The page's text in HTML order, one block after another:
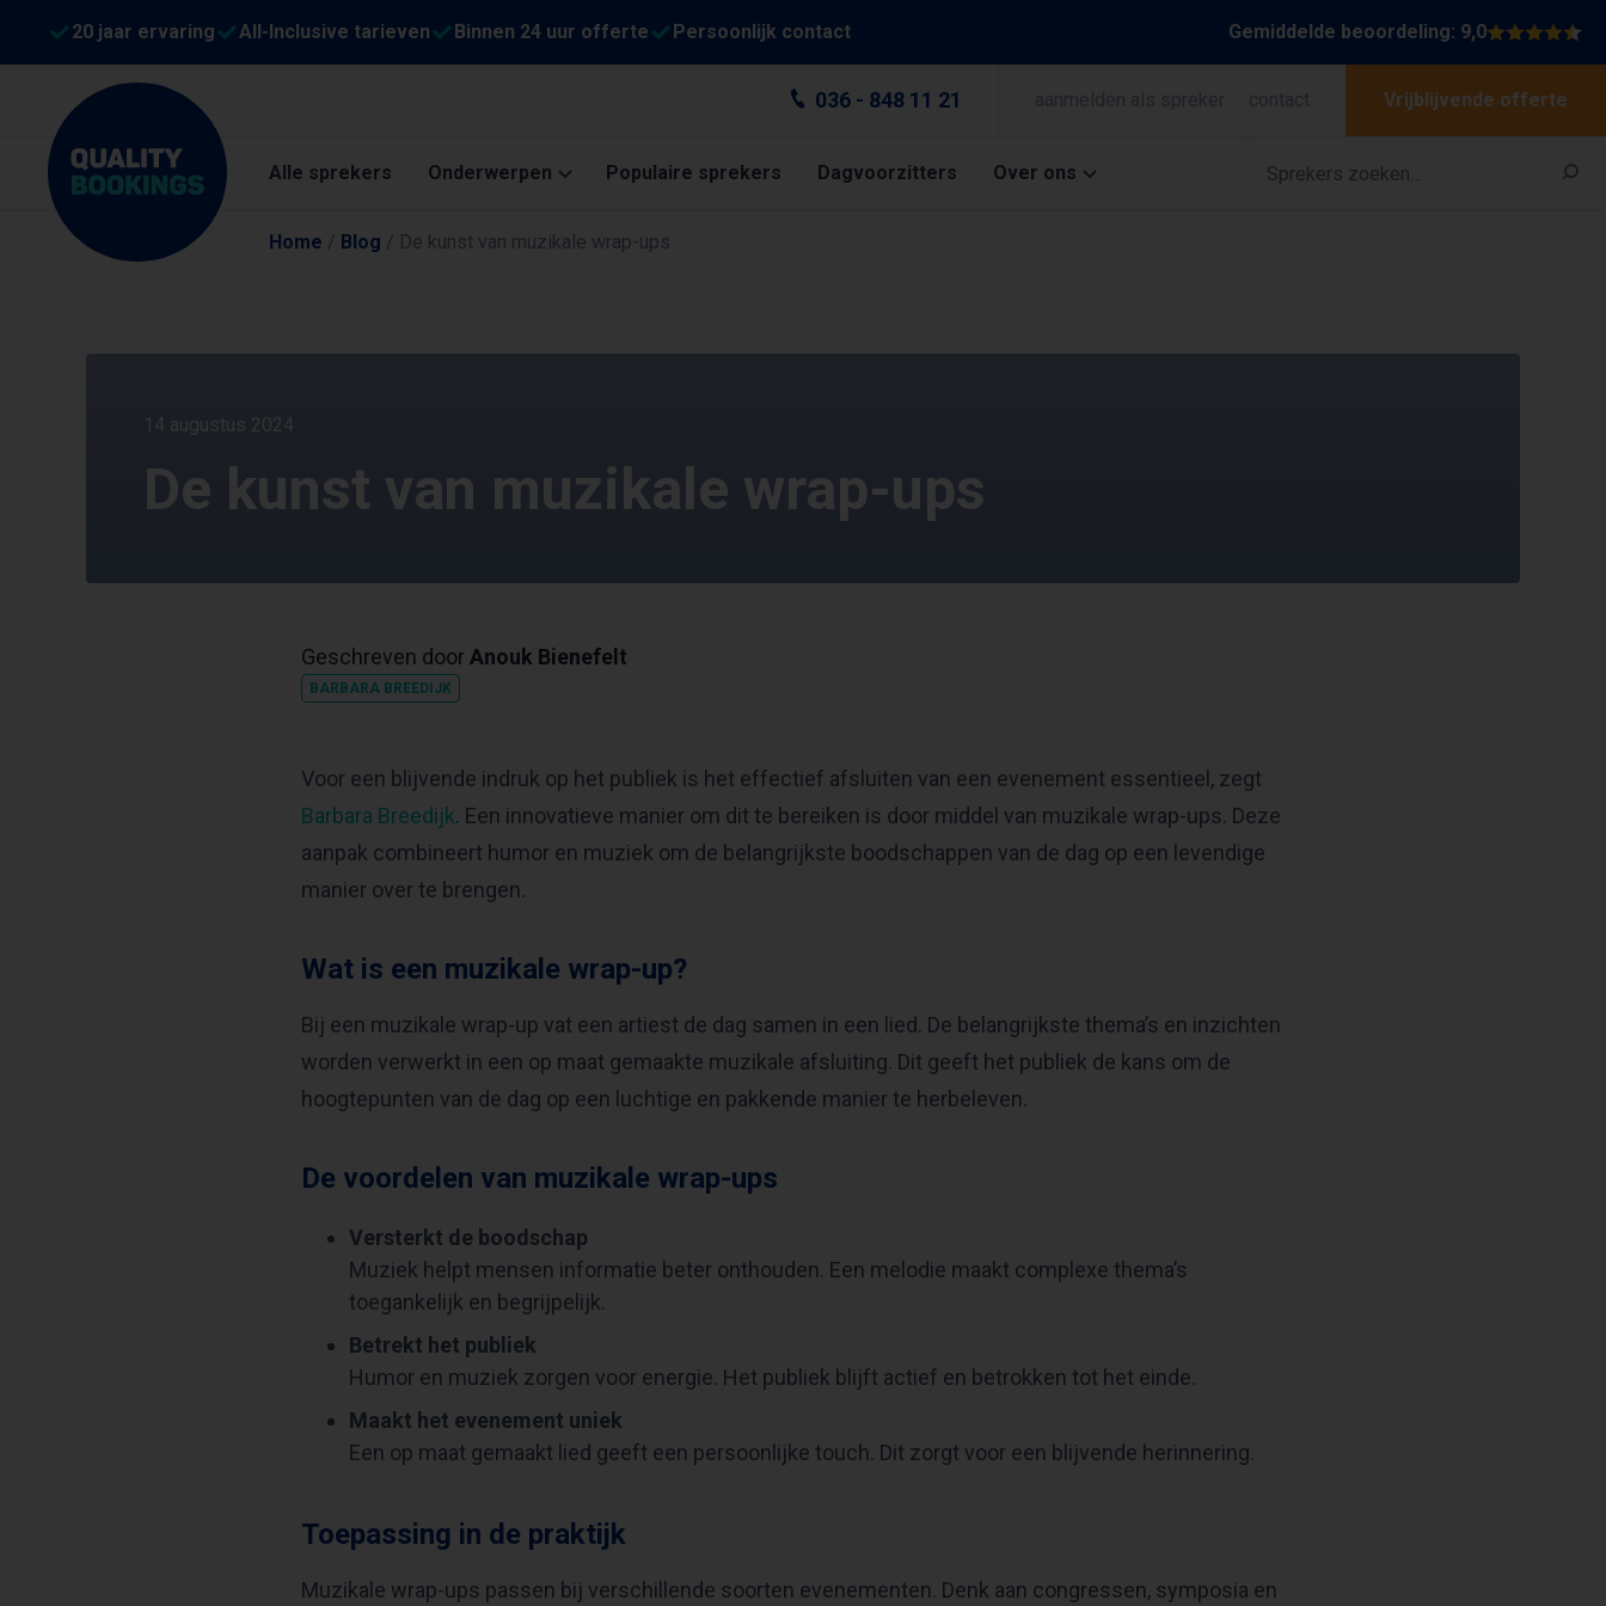
20 jaar ervaring All-Inclusive tarieven Binnen 24 uur offerte Persoonlijk contact Gemiddelde beoordeling: 9,0
036 - 848 11 21 Vrijblijvende offerte
Alle sprekers Onderwerpen Populaire sprekers Dagvoorzitters Over ons
Home / Blog / De kunst van muzikale wrap-ups
14 augustus 2024
De kunst van muzikale wrap-ups
Geschreven door Anouk Bienefelt
BARBARA BREEDIJK
Voor een blijvende indruk op het publiek is het effectief afsluiten van een evenement essentieel, zegt
Barbara Breedijk. Een innovatieve manier om dit te bereiken is door middel van muzikale wrap-ups. Deze
aanpak combineert humor en muziek om de belangrijkste boodschappen van de dag op een levendige
manier over te brengen.
Wat is een muzikale wrap-up?
Bij een muzikale wrap-up vat een artiest de dag samen in een lied. De belangrijkste thema’s en inzichten
worden verwerkt in een op maat gemaakte muzikale afsluiting. Dit geeft het publiek de kans om de
hoogtepunten van de dag op een luchtige en pakkende manier te herbeleven.
De voordelen van muzikale wrap-ups
Versterkt de boodschap
Muziek helpt mensen informatie beter onthouden. Een melodie maakt complexe thema’s
toegankelijk en begrijpelijk.
Betrekt het publiek
Humor en muziek zorgen voor energie. Het publiek blijft actief en betrokken tot het einde.
Maakt het evenement uniek
Een op maat gemaakt lied geeft een persoonlijke touch. Dit zorgt voor een blijvende herinnering.
Toepassing in de praktijk
Muzikale wrap-ups passen bij verschillende soorten evenementen. Denk aan congressen, symposia en